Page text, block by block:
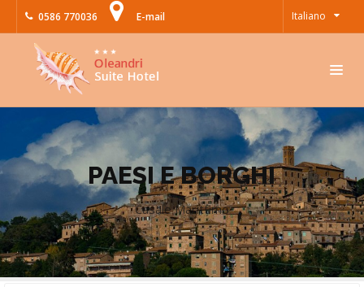
Italiano
0586 770036 E-mail
PAESI E BORGHI
Casale Marittimo